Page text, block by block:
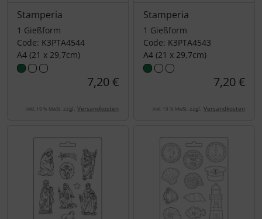
Stamperia
1 Gießform
Code: K3PTA4544
A4 (21 x 29,7cm)
7,20 €
inkl. 19 % MwSt. zzgl. Versandkosten
Stamperia
1 Gießform
Code: K3PTA4543
A4 (21 x 29,7cm)
7,20 €
inkl. 19 % MwSt. zzgl. Versandkosten